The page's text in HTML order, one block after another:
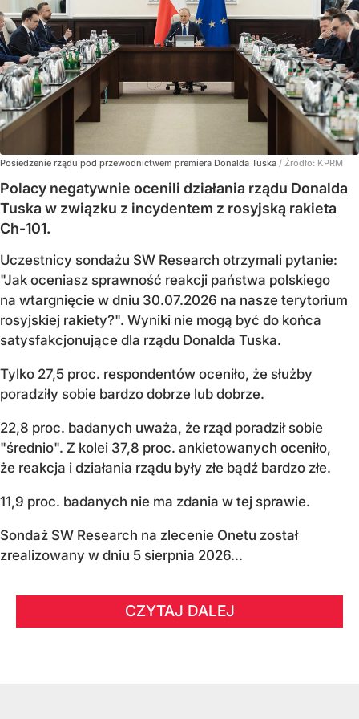
Posiedzenie rządu pod przewodnictwem premiera Donalda Tuska / Źródło: KPRM
Polacy negatywnie ocenili działania rządu Donalda
Tuska w związku z incydentem z rosyjską rakieta
Ch-101.
Uczestnicy sondażu SW Research otrzymali pytanie:
"Jak oceniasz sprawność reakcji państwa polskiego
na wtargnięcie w dniu 30.07.2026 na nasze terytorium
rosyjskiej rakiety?". Wyniki nie mogą być do końca
satysfakcjonujące dla rządu Donalda Tuska.
Tylko 27,5 proc. respondentów oceniło, że służby
poradziły sobie bardzo dobrze lub dobrze.
22,8 proc. badanych uważa, że rząd poradził sobie
"średnio". Z kolei 37,8 proc. ankietowanych oceniło,
że reakcja i działania rządu były złe bądź bardzo złe.
11,9 proc. badanych nie ma zdania w tej sprawie.
Sondaż SW Research na zlecenie Onetu został
zrealizowany w dniu 5 sierpnia 2026...
CZYTAJ DALEJ